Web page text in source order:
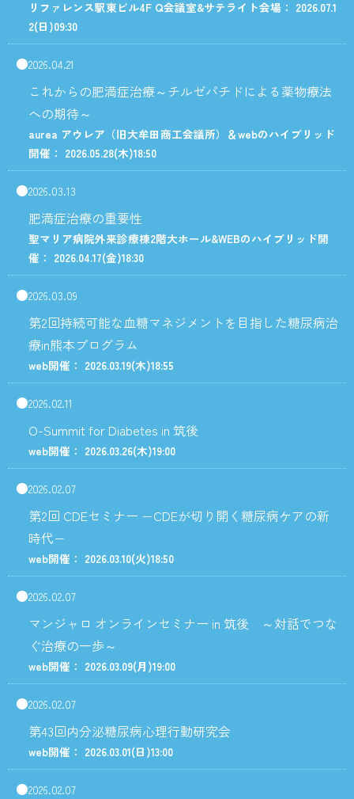
リファレンス駅東ビル4F Q会議室&サテライト会場： 2026.07.1
2(日)09:30
2026.04.21
これからの肥満症治療～チルゼパチドによる薬物療法
への期待～
aurea アウレア（旧大牟田商工会議所）＆webのハイブリッド
開催： 2026.05.28(木)18:50
2026.03.13
肥満症治療の重要性
聖マリア病院外来診療棟2階大ホール&WEBのハイブリッド開
催： 2026.04.17(金)18:30
2026.03.09
第2回持続可能な血糖マネジメントを目指した糖尿病治
療in熊本プログラム
web開催： 2026.03.19(木)18:55
2026.02.11
O-Summit for Diabetes in 筑後
web開催： 2026.03.26(木)19:00
2026.02.07
第2回 CDEセミナー −CDEが切り開く糖尿病ケアの新
時代−
web開催： 2026.03.10(火)18:50
2026.02.07
マンジャロ オンラインセミナー in 筑後 ～対話でつな
ぐ治療の一歩～
web開催： 2026.03.09(月)19:00
2026.02.07
第43回内分泌糖尿病心理行動研究会
web開催： 2026.03.01(日)13:00
2026.02.07